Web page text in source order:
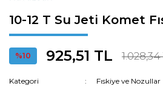
10-12 T Su Jeti Komet
%10 925,51 TL 1.028,34
Kategori
Fıskiye ve Nozullar